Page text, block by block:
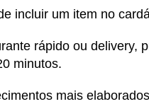
incluir um item no
rápido ou delivery,
minutos.
mais